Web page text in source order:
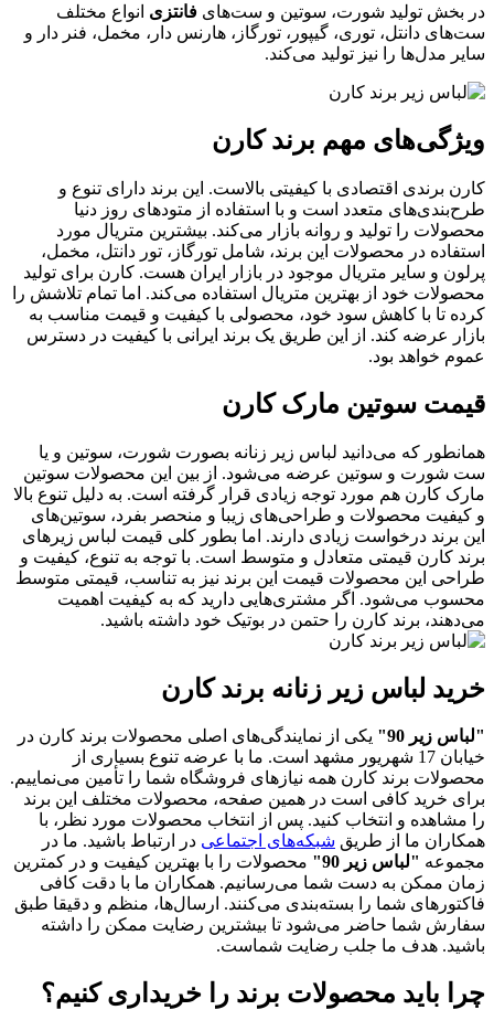
در بخش تولید شورت، سوتین و ست‌های فانتزی انواع مختلف
ست‌های دانتل، توری، گیپور، تورگاز، هارنس دار، مخمل، فنر دار و
سایر مدل‌ها را نیز تولید می‌کند.
ویژگی‌های مهم برند کارن
کارن برندی اقتصادی با کیفیتی بالاست. این برند دارای تنوع و
طرح‌بندی‌های متعدد است و با استفاده از متودهای روز دنیا
محصولات را تولید و روانه بازار می‌کند. بیشترین متریال مورد
استفاده در محصولات این برند، شامل تورگاز، تور دانتل، مخمل،
پرلون و سایر متریال موجود در بازار ایران هست. کارن برای تولید
محصولات خود از بهترین متریال استفاده می‌کند. اما تمام تلاشش را
کرده تا با کاهش سود خود، محصولی با کیفیت و قیمت مناسب به
بازار عرضه کند. از این طریق یک برند ایرانی با کیفیت در دسترس
عموم خواهد بود.
قیمت سوتین مارک کارن
همانطور که می‌دانید لباس زیر زنانه بصورت شورت، سوتین و یا
ست شورت و سوتین عرضه می‌شود. از بین این محصولات سوتین
مارک کارن هم مورد توجه زیادی قرار گرفته است. به دلیل تنوع بالا
و کیفیت محصولات و طراحی‌های زیبا و منحصر بفرد، سوتین‌های
این برند درخواست زیادی دارند. اما بطور کلی قیمت لباس زیرهای
برند کارن قیمتی متعادل و متوسط است. با توجه به تنوع، کیفیت و
طراحی این محصولات قیمت این برند نیز به تناسب، قیمتی متوسط
محسوب می‌شود. اگر مشتری‌هایی دارید که به کیفیت اهمیت
می‌دهند، برند کارن را حتمن در بوتیک خود داشته باشید.
خرید لباس زیر زنانه برند کارن
"لباس زیر 90"
یکی از نمایندگی‌های اصلی محصولات برند کارن در
خیابان 17 شهریور مشهد است. ما با عرضه تنوع بسیاری از
محصولات برند کارن همه نیازهای فروشگاه شما را تأمین می‌نماییم.
برای خرید کافی است در همین صفحه، محصولات مختلف این برند
را مشاهده و انتخاب کنید. پس از انتخاب محصولات مورد نظر، با
همکاران ما از طریق شبکه‌های اجتماعی در ارتباط باشید. ما در
مجموعه "لباس زیر 90"
محصولات را با بهترین کیفیت و در کمترین
زمان ممکن به دست شما می‌رسانیم. همکاران ما با دقت کافی
فاکتورهای شما را بسته‌بندی می‌کنند. ارسال‌ها، منظم و دقیقا طبق
سفارش شما حاضر می‌شود تا بیشترین رضایت ممکن را داشته
باشید. هدف ما جلب رضایت شماست.
چرا باید محصولات برند را خریداری کنیم؟